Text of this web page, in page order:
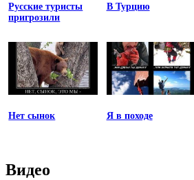
Русские туристы
пригрозили
В Турцию
Нет сынок Я в походе
Видео